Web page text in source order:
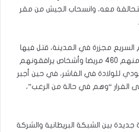
معه، وانسحاب الجيش من مقر
السريع مجزرة في المدينة، قتل فيها
أكثر من ألفي شخص، منهم 460 مريضا وأشخاص يرافقونهم
للولادة في الفاشر، في حين أجبر
على الفرار “وهم في حالة من الرعب”،
بين الشبكة البريطانية والشركة